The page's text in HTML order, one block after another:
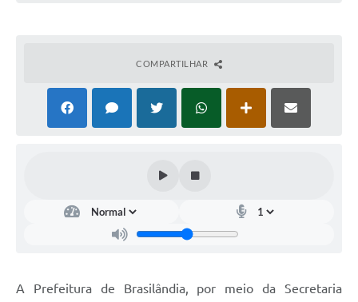
COMPARTILHAR
A Prefeitura de Brasilândia, por meio da Secretaria